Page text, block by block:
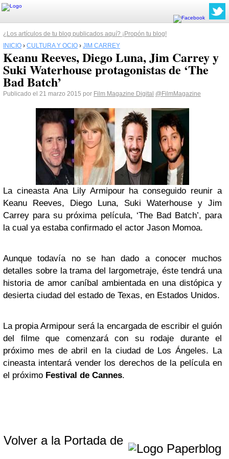
¿Los artículos de tu blog publicados aquí? ¡Propón tu blog!
INICIO › CULTURA Y OCIO › JIM CARREY
Keanu Reeves, Diego Luna, Jim Carrey y
Suki Waterhouse protagonistas de ‘The
Bad Batch’
Publicado el 21 marzo 2015 por Film Magazine Digital @FilmMagazine
La cineasta Ana Lily Armipour ha conseguido reunir a
Keanu Reeves, Diego Luna, Suki Waterhouse y Jim
Carrey para su próxima película, ‘The Bad Batch’, para
la cual ya estaba confirmado el actor Jason Momoa.
Aunque todavía no se han dado a conocer muchos
detalles sobre la trama del largometraje, éste tendrá una
historia de amor caníbal ambientada en una distópica y
desierta ciudad del estado de Texas, en Estados Unidos.
La propia Armipour será la encargada de escribir el guión
del filme que comenzará con su rodaje durante el
próximo mes de abril en la ciudad de Los Ángeles. La
cineasta intentará vender los derechos de la película en
el próximo Festival de Cannes.
Volver a la Portada de